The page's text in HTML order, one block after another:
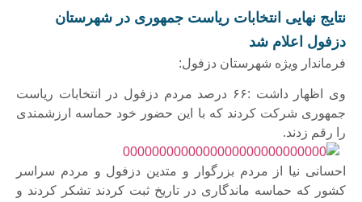
نتایج نهایی انتخابات ریاست جمهوری در شهرستان
دزفول اعلام شد
فرماندار ویژه شهرستان دزفول:
وی اظهار داشت :۶۶ درصد مردم دزفول در انتخابات ریاست
جمهوری شرکت کردند که با این حضور خود حماسه ارزشمندی
را رقم زدند.
احسانی نیا از مردم بزرگوار و متدین دزفول و مردم سراسر
کشور که حماسه ماندگاری در تاریخ ثبت کردند تشکر کردند و